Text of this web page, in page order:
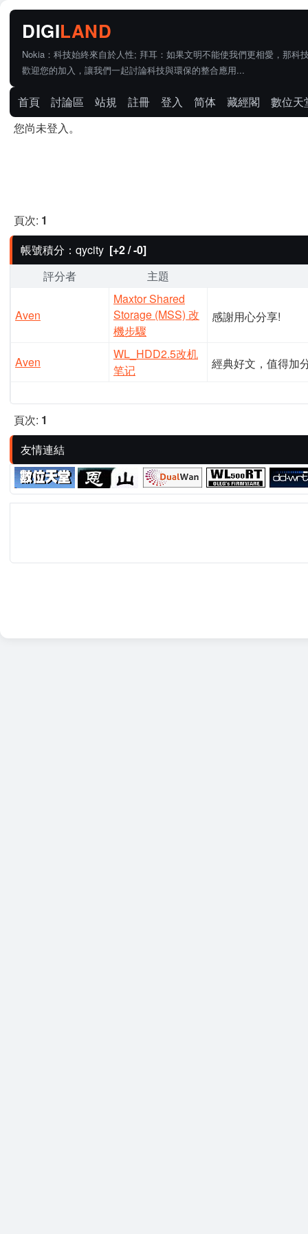
Nokia：科技始終來自於人性; 拜耳：如果文明不能使我們更相愛，那科
歡迎您的加入，讓我們一起討論科技與環保的整合應用...
首頁 討論區 站規 註冊 登入 简体 藏經閣
數位天
您尚未登入。
頁次: 1
帳號積分：qycity [+2 / -0]
評分者
主題
Aven
Maxtor Shared
Storage (MSS) 改
機步驟
感謝用心分享!
Aven
WL_HDD2.5改机
笔记
經典好文，值得加
頁次: 1
友情連結